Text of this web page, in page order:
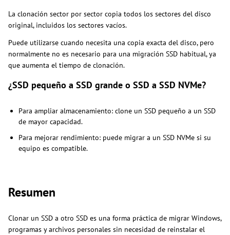
La clonación sector por sector copia todos los sectores del disco
original, incluidos los sectores vacíos.
Puede utilizarse cuando necesita una copia exacta del disco, pero
normalmente no es necesario para una migración SSD habitual, ya
que aumenta el tiempo de clonación.
¿SSD pequeño a SSD grande o SSD a SSD NVMe?
Para ampliar almacenamiento: clone un SSD pequeño a un SSD
de mayor capacidad.
Para mejorar rendimiento: puede migrar a un SSD NVMe si su
equipo es compatible.
Resumen
Clonar un SSD a otro SSD es una forma práctica de migrar Windows,
programas y archivos personales sin necesidad de reinstalar el